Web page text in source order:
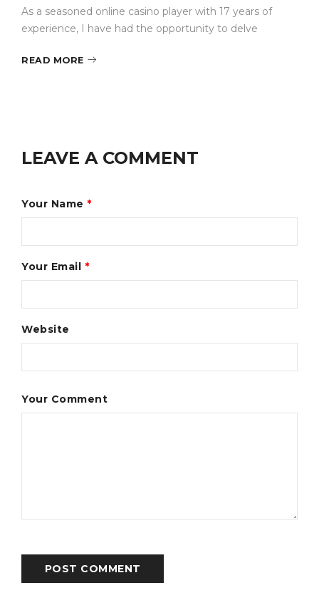
As a seasoned online casino player with 17 years of
experience, I have had the opportunity to delve
READ MORE
LEAVE A COMMENT
Your Name *
Your Email *
Website
Your Comment
POST COMMENT